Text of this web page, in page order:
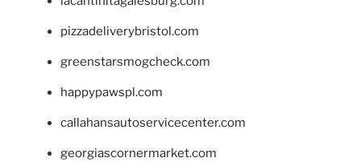
pizzadeliverybristol.com
greenstarsmogcheck.com
happypawspl.com
callahansautoservicecenter.com
georgiascornermarket.com